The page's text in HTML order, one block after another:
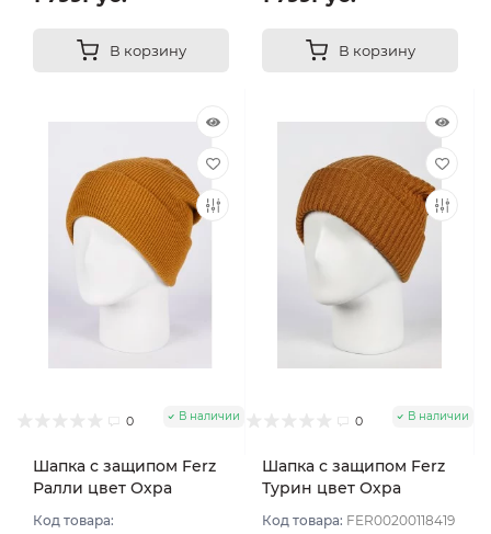
В корзину В корзину
0 В наличии
Шапка с защипом Ferz
Ралли цвет Охра
Код товара:
0 В наличии
Шапка с защипом Ferz
Турин цвет Охра
Код товара: FER00200118419